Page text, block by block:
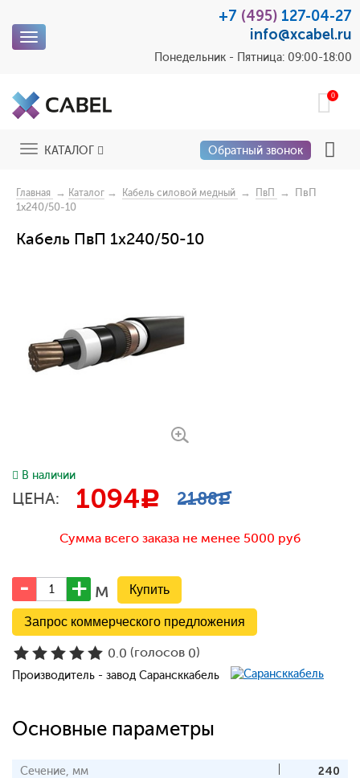
Toggle
+7 (495) 127-04-27
info@xcabel.ru
Понедельник - Пятница: 09:00-18:00
0
ToggleКАТАЛОГ Обратный звонок
Главная → Каталог → Кабель силовой медный → ПвП
→ ПвП
1x240/50-10
Кабель ПвП 1x240/50-10
В наличии
ЦЕНА: 1094c 2188c
Сумма всего заказа не менее 5000 руб
м
Запрос коммерческого предложения
0.0 (голосов 0)
Производитель - завод Сарансккабель
Основные параметры
Сечение, мм
240